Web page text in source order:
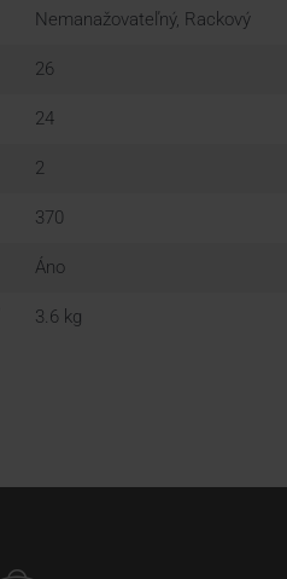
Nemanažovateľný, Rackový
26
24
2
370
Áno
3.6 kg